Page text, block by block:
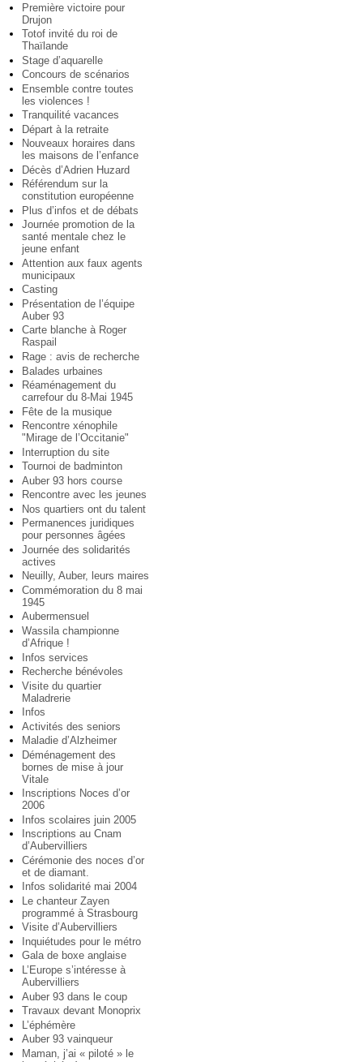
Première victoire pour
Drujon
Totof invité du roi de
Thaïlande
Stage d’aquarelle
Concours de scénarios
Ensemble contre toutes
les violences !
Tranquilité vacances
Départ à la retraite
Nouveaux horaires dans
les maisons de l’enfance
Décès d’Adrien Huzard
Référendum sur la
constitution européenne
Plus d’infos et de débats
Journée promotion de la
santé mentale chez le
jeune enfant
Attention aux faux agents
municipaux
Casting
Présentation de l’équipe
Auber 93
Carte blanche à Roger
Raspail
Rage : avis de recherche
Balades urbaines
Réaménagement du
carrefour du 8-Mai 1945
Fête de la musique
Rencontre xénophile
"Mirage de l’Occitanie"
Interruption du site
Tournoi de badminton
Auber 93 hors course
Rencontre avec les jeunes
Nos quartiers ont du talent
Permanences juridiques
pour personnes âgées
Journée des solidarités
actives
Neuilly, Auber, leurs maires
Commémoration du 8 mai
1945
Aubermensuel
Wassila championne
d’Afrique !
Infos services
Recherche bénévoles
Visite du quartier
Maladrerie
Infos
Activités des seniors
Maladie d’Alzheimer
Déménagement des
bornes de mise à jour
Vitale
Inscriptions Noces d’or
2006
Infos scolaires juin 2005
Inscriptions au Cnam
d’Aubervilliers
Cérémonie des noces d’or
et de diamant.
Infos solidarité mai 2004
Le chanteur Zayen
programmé à Strasbourg
Visite d’Aubervilliers
Inquiétudes pour le métro
Gala de boxe anglaise
L’Europe s’intéresse à
Aubervilliers
Auber 93 dans le coup
Travaux devant Monoprix
L’éphémère
Auber 93 vainqueur
Maman, j’ai « piloté » le